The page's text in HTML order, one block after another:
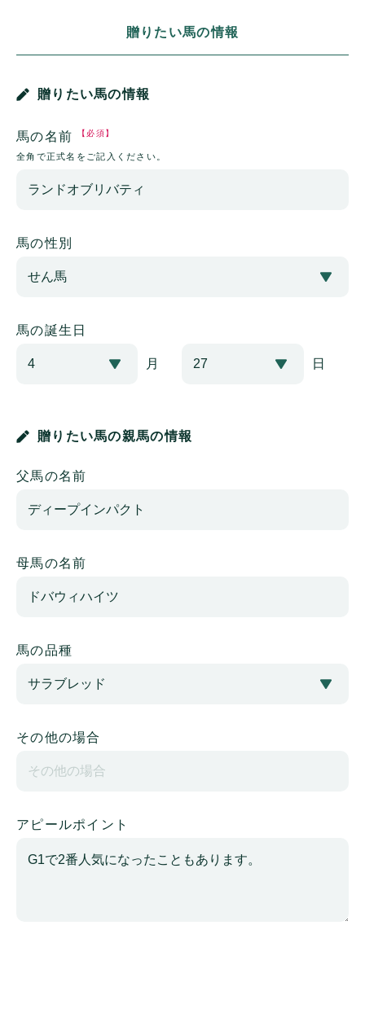
贈りたい馬の情報
贈りたい馬の情報
馬の名前 【必須】
全角で正式名をご記入ください。
馬の性別
馬の誕生日
月 日
贈りたい馬の親馬の情報
父馬の名前
母馬の名前
馬の品種
その他の場合
アピールポイント